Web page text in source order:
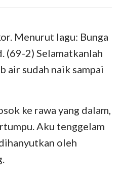
Nehemia
Ayub
Amsal
Yehezkiel
Hosea
Menurut lagu: Bunga
(69-2) Selamatkanlah
air sudah naik sampai
ke rawa yang dalam,
Aku tenggelam
oleh